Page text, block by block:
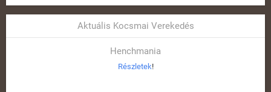
Aktuális Kocsmai Verekedés
Henchmania
Részletek!